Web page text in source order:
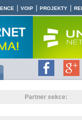
VOIP PROJEKTY
Partner sekce: